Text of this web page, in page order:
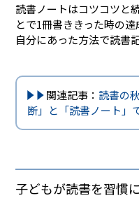
読書ノートはコツコツと
とで1冊書ききった時の達
自分にあった方法で読書
関連記事：読書の
断」と「読書ノート」
子どもが読書を習慣